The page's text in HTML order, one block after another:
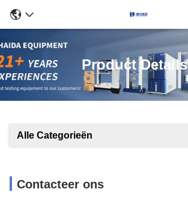
Product Details
Alle Categorieën
Contacteer ons